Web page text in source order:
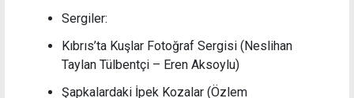
Sergiler:
Kıbrıs’ta Kuşlar Fotoğraf Sergisi (Neslihan
Taylan Tülbentçi – Eren Aksoylu)
Şapkalardaki İpek Kozalar (Özlem